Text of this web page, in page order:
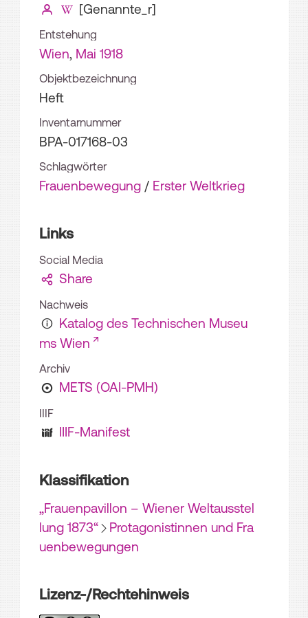
[Genannte_r]
Entstehung
Wien, Mai 1918
Objektbezeichnung
Heft
Inventarnummer
BPA-017168-03
Schlagwörter
Frauenbewegung / Erster Weltkrieg
Links
Social Media
Share
Nachweis
Katalog des Technischen Museu
ms Wien
Archiv
METS (OAI-PMH)
IIIF
IIIF-Manifest
Klassifikation
„Frauenpavillon – Wiener Weltausstel
lung 1873“
Protagonistinnen und Fra
uenbewegungen
Lizenz-/Rechtehinweis